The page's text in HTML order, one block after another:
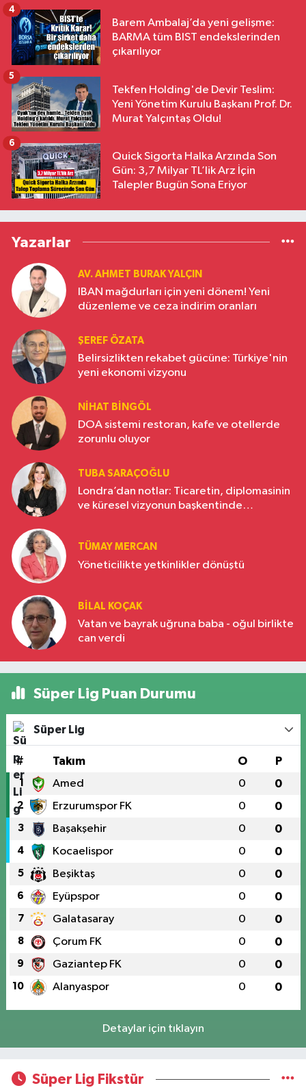
Barem Ambalaj’da yeni gelişme:
BARMA tüm BIST endekslerinden
çıkarılıyor
4
Tekfen Holding'de Devir Teslim:
Yeni Yönetim Kurulu Başkanı Prof. Dr.
Murat Yalçıntaş Oldu!
5
Quick Sigorta Halka Arzında Son
Gün: 3,7 Milyar TL’lik Arz İçin
Talepler Bugün Sona Eriyor
6
Yazarlar
AV. AHMET BURAK YALÇIN
IBAN mağdurları için yeni dönem! Yeni
düzenleme ve ceza indirim oranları
ŞEREF ÖZATA
Belirsizlikten rekabet gücüne: Türkiye'nin
yeni ekonomi vizyonu
NIHAT BINGÖL
DOA sistemi restoran, kafe ve otellerde
zorunlu oluyor
TUBA SARAÇOĞLU
Londra’dan notlar: Ticaretin, diplomasinin
ve küresel vizyonun başkentinde
TÜMAY MERCAN
Yöneticilikte yetkinlikler dönüştü
BILAL KOÇAK
Vatan ve bayrak uğruna baba - oğul birlikte
can verdi
Süper Lig Puan Durumu
Süper Lig
# Takım O P
1 Amed 0 0
2 Erzurumspor FK 0 0
3 Başakşehir 0 0
4 Kocaelispor 0 0
5 Beşiktaş 0 0
6 Eyüpspor 0 0
7 Galatasaray 0 0
8 Çorum FK 0 0
9 Gaziantep FK 0 0
10 Alanyaspor 0 0
Detaylar için tıklayın
Süper Lig Fikstür